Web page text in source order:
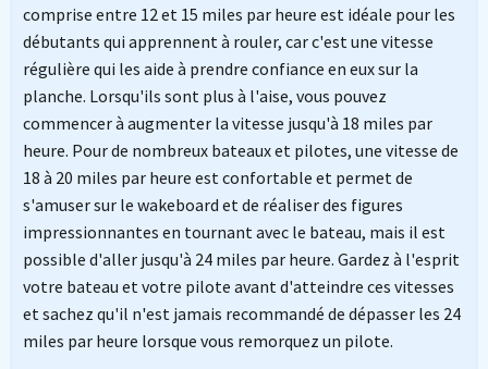
comprise entre 12 et 15 miles par heure est idéale pour les
débutants qui apprennent à rouler, car c'est une vitesse
régulière qui les aide à prendre confiance en eux sur la
planche. Lorsqu'ils sont plus à l'aise, vous pouvez
commencer à augmenter la vitesse jusqu'à 18 miles par
heure. Pour de nombreux bateaux et pilotes, une vitesse de
18 à 20 miles par heure est confortable et permet de
s'amuser sur le wakeboard et de réaliser des figures
impressionnantes en tournant avec le bateau, mais il est
possible d'aller jusqu'à 24 miles par heure. Gardez à l'esprit
votre bateau et votre pilote avant d'atteindre ces vitesses
et sachez qu'il n'est jamais recommandé de dépasser les 24
miles par heure lorsque vous remorquez un pilote.